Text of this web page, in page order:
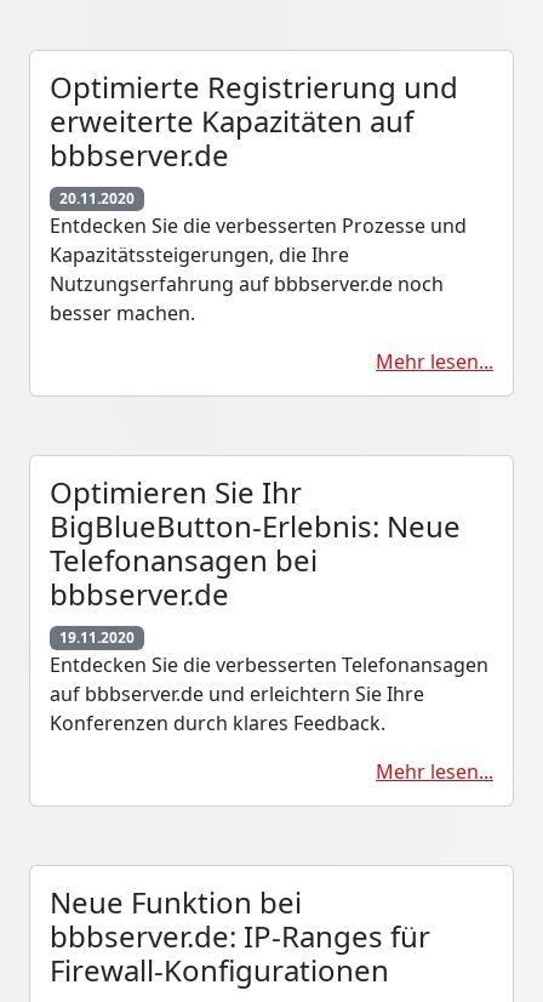
Optimierte Registrierung und
erweiterte Kapazitäten auf
bbbserver.de
20.11.2020
Entdecken Sie die verbesserten Prozesse und
Kapazitätssteigerungen, die Ihre
Nutzungserfahrung auf bbbserver.de noch
besser machen.
Mehr lesen...
Optimieren Sie Ihr
BigBlueButton-Erlebnis: Neue
Telefonansagen bei
bbbserver.de
19.11.2020
Entdecken Sie die verbesserten Telefonansagen
auf bbbserver.de und erleichtern Sie Ihre
Konferenzen durch klares Feedback.
Mehr lesen...
Neue Funktion bei
bbbserver.de: IP-Ranges für
Firewall-Konfigurationen